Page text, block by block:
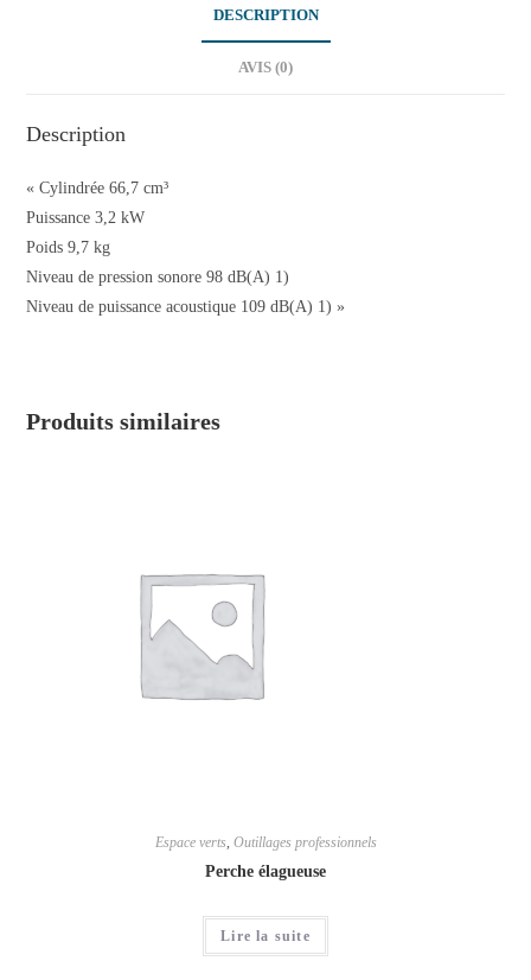
DESCRIPTION
AVIS (0)
Description
« Cylindrée 66,7 cm³
Puissance 3,2 kW
Poids 9,7 kg
Niveau de pression sonore 98 dB(A) 1)
Niveau de puissance acoustique 109 dB(A) 1) »
Produits similaires
Espace verts, Outillages professionnels
Perche élagueuse
Lire la suite